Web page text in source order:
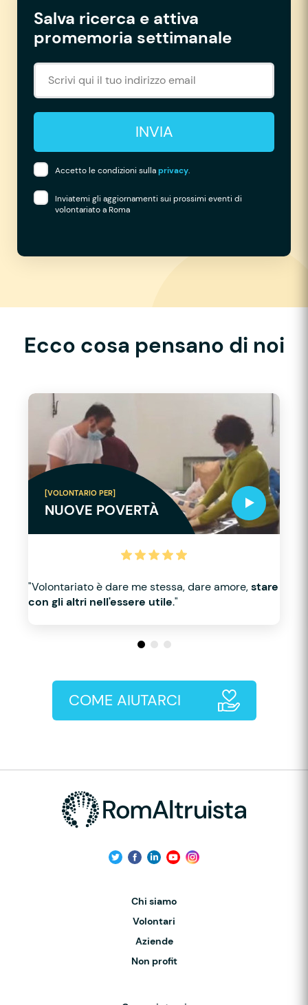
Salva ricerca e attiva
promemoria settimanale
INVIA
Accetto le condizioni sullaprivacy.
Inviatemi gli aggiornamenti sui prossimi eventi di
volontariato a Roma
Ecco cosa pensano di noi
[VOLONTARIO PER]
NUOVE POVERTÀ
"Volontariato è dare me stessa, dare amore,stare
con gli altri nell'essere utile."
COME AIUTARCI
Chi siamo
Volontari
Aziende
Non profit